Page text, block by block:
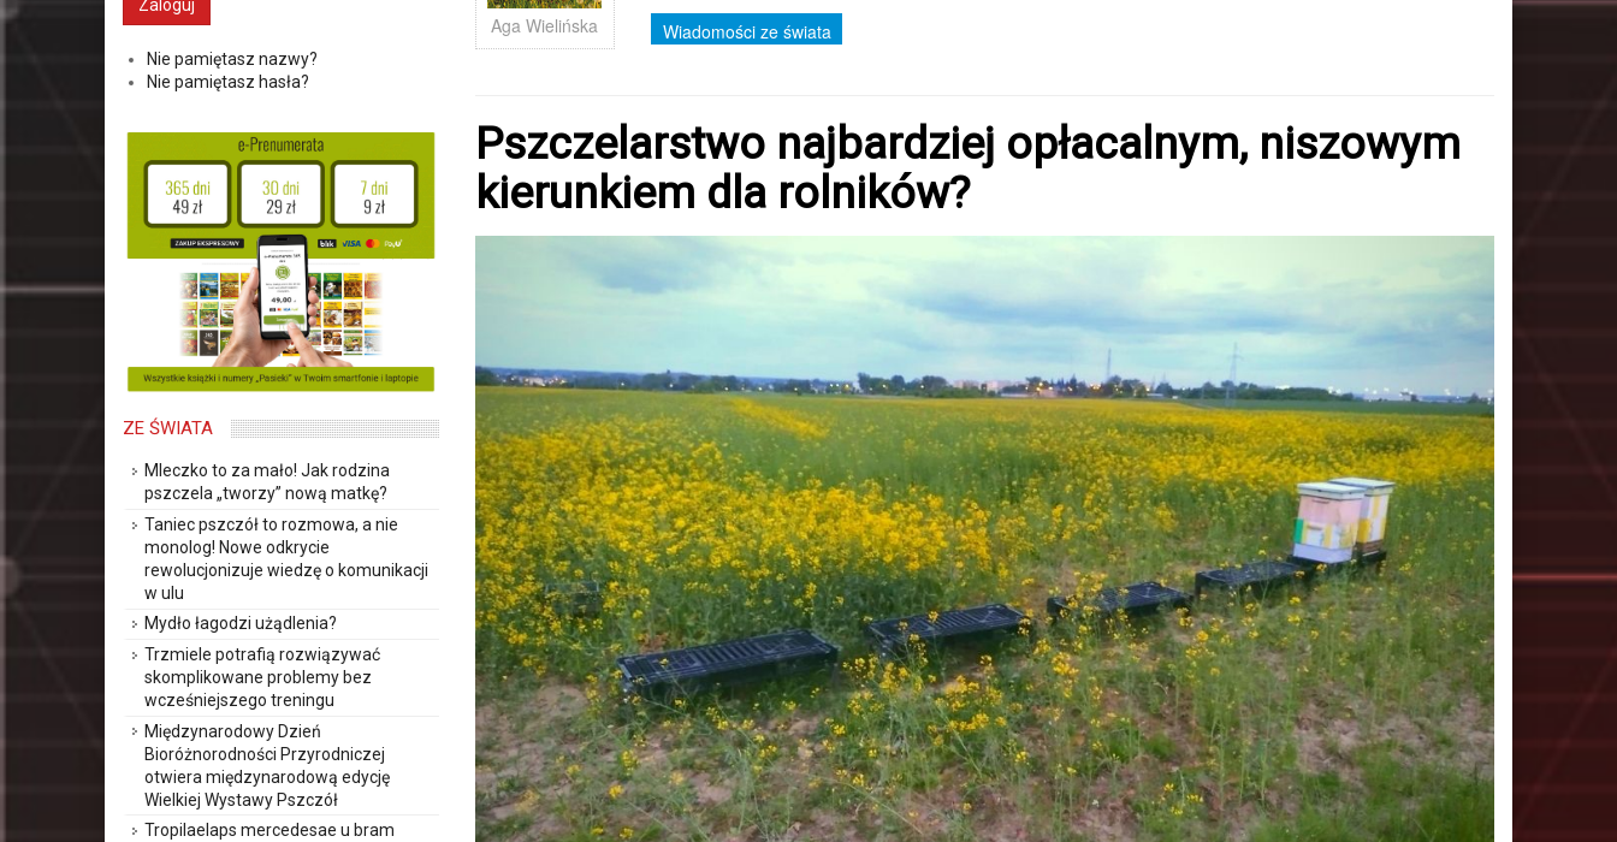
Aga Wielińska Wiadomości ze świata
Pszczelarstwo najbardziej opłacalnym, niszowym
kierunkiem dla rolników?
Nie pamiętasz nazwy?
Nie pamiętasz hasła?
ZE ŚWIATA
Mleczko to za mało! Jak rodzina
pszczela „tworzy” nową matkę?
Taniec pszczół to rozmowa, a nie
monolog! Nowe odkrycie
rewolucjonizuje wiedzę o komunikacji
w ulu
Mydło łagodzi użądlenia?
Trzmiele potrafią rozwiązywać
skomplikowane problemy bez
wcześniejszego treningu
Międzynarodowy Dzień
Bioróżnorodności Przyrodniczej
otwiera międzynarodową edycję
Wielkiej Wystawy Pszczół
Tropilaelaps mercedesae u bram